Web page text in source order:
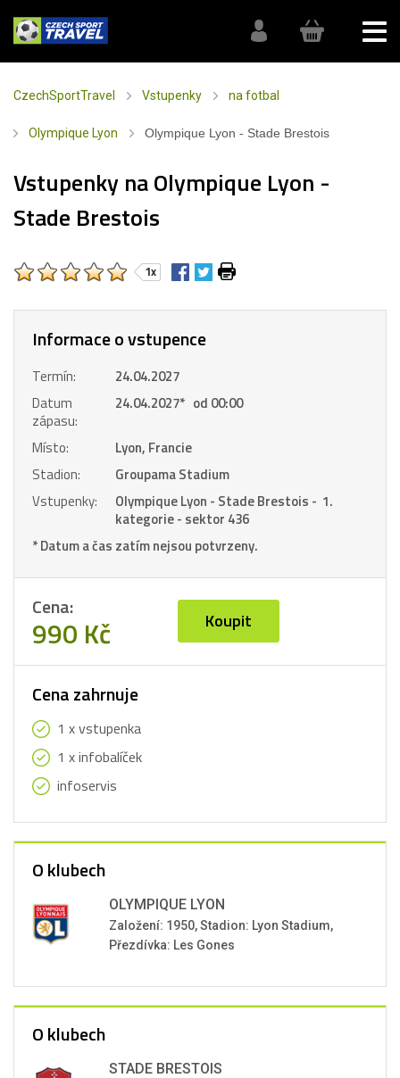
CzechSportTravel Vstupenky na fotbal
Olympique Lyon Olympique Lyon - Stade Brestois
Vstupenky na Olympique Lyon -
Stade Brestois
1x
Informace o vstupence
Termín:
24.04.2027
Datum
zápasu:
24.04.2027* od 00:00
Místo:
Lyon, Francie
Stadion:
Groupama Stadium
Vstupenky:
Olympique Lyon - Stade Brestois - 1.
kategorie - sektor 436
* Datum a čas zatím nejsou potvrzeny.
Cena:
990 Kč Koupit
Cena zahrnuje
1 x vstupenka
1 x infobalíček
infoservis
O klubech
OLYMPIQUE LYON
Založení: 1950, Stadion: Lyon Stadium,
Přezdívka: Les Gones
O klubech
STADE BRESTOIS